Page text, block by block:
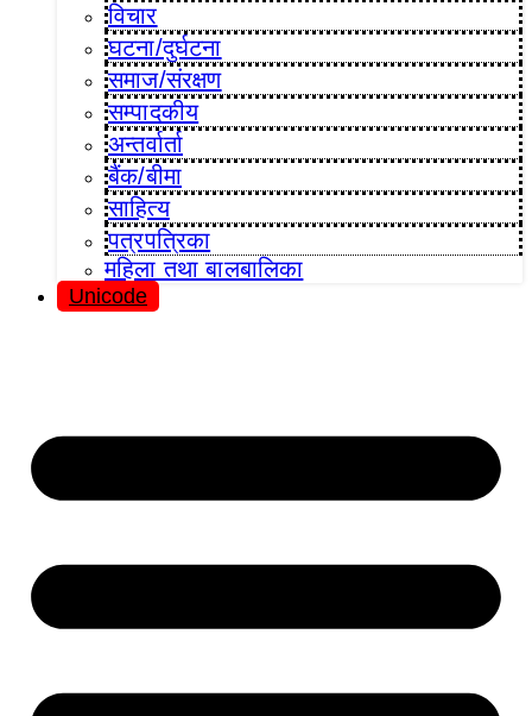
विचार
घटना/दुर्घटना
समाज/संरक्षण
सम्पादकीय
अन्तर्वार्ता
बैंक/बीमा
साहित्य
पत्रपत्रिका
महिला तथा बालबालिका
Unicode